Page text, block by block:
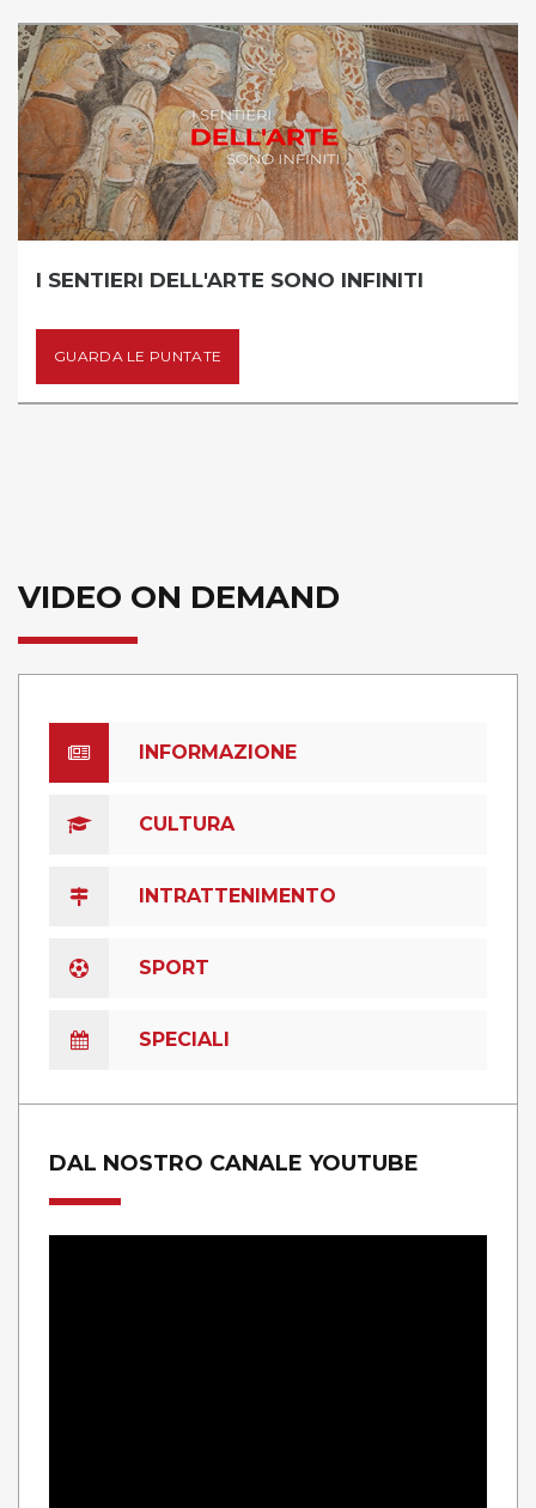
I SENTIERI DELL'ARTE SONO INFINITI
GUARDA LE PUNTATE
VIDEO ON DEMAND
INFORMAZIONE
CULTURA
INTRATTENIMENTO
SPORT
SPECIALI
DAL NOSTRO CANALE YOUTUBE